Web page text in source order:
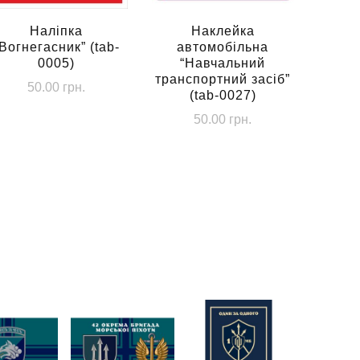
Наліпка
(tab-
0005)
50.00 грн.
Наклейка
автомобільна
“Навчальний
транспортний засіб”
(tab-0027)
50.00 грн.